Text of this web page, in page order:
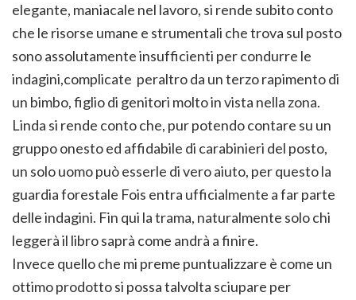
elegante, maniacale nel lavoro, si rende subito conto
che le risorse umane e strumentali che trova sul posto
sono assolutamente insufficienti per condurre le
indagini,complicate peraltro da un terzo rapimento di
un bimbo, figlio di genitori molto in vista nella zona.
Linda si rende conto che, pur potendo contare su un
gruppo onesto ed affidabile di carabinieri del posto,
un solo uomo può esserle di vero aiuto, per questo la
guardia forestale Fois entra ufficialmente a far parte
delle indagini. Fin qui la trama, naturalmente solo chi
leggerà il libro saprà come andrà a finire.
Invece quello che mi preme puntualizzare è come un
ottimo prodotto si possa talvolta sciupare per